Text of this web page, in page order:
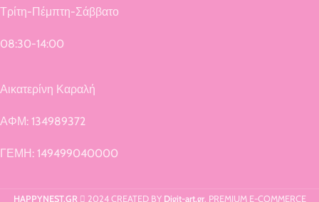
Τρίτη-Πέμπτη-Σάββατο
08:30-14:00
Αικατερίνη Καραλή
ΑΦΜ: 134989372
ΓΕΜΗ: 149499040000
HAPPYNEST.GR 2024 CREATED BY Digit-art.gr. PREMIUM E-COMMERCE